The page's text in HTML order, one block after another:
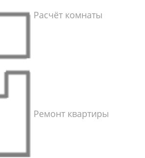
Расчёт комнаты
Ремонт квартиры